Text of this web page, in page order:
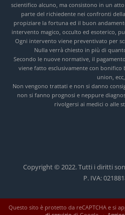
scientifico alcuno, ma consistono in un
parte del richiedente nei confronti
propiziare la fortuna ed il buon
intervento magico, occulto ed esoterico,
Ogni intervento viene preventivato per
Nulla verrà chiesto in più di
Secondo le nuove normative, il
viene fatto esclusivamente con bonifico
union,
Non vengono trattati e non si danno
non si fanno prognosi e neppure
rivolgersi ai medici o alle
Copyright © 2022. Tutti i diritti
P. IVA:
Questo sito è protetto da reCAPTCHA e si